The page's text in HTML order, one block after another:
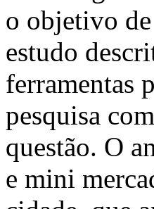
o objetivo
estudo
ferramentas
pesquisa
questão. O
e mini